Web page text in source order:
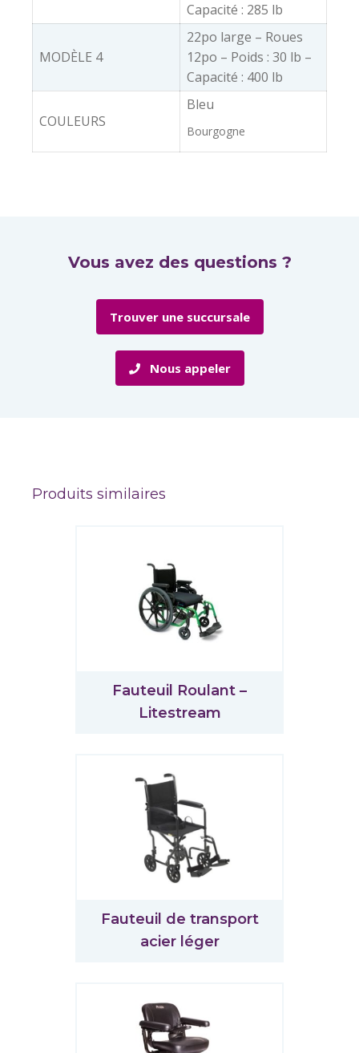
Capacité : 285 lb
MODÈLE 4
22po large – Roues
12po – Poids : 30 lb –
Capacité : 400 lb
COULEURS
Bleu
Bourgogne
Vous avez des questions ?
Trouver une succursale
Nous appeler
Produits similaires
Fauteuil Roulant –
Litestream
Fauteuil de transport
acier léger